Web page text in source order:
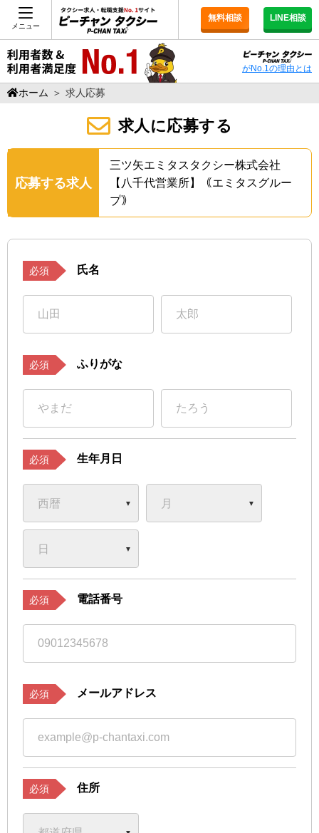
メニュー
無料相談 LINE相談
がNo.1の理由とは
ホーム ＞ 求人応募
求人に応募する
応募する求人
三ツ矢エミタスタクシー株式会社
【八千代営業所】｟エミタスグルー
プ｠
必須 氏名
必須 ふりがな
必須 生年月日
必須 電話番号
必須 メールアドレス
必須 住所